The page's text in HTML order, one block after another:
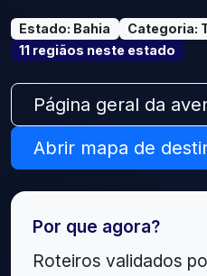
Estado: Bahia Categoria:
11 regiãos neste estado
Página geral da
Abrir mapa de
Por que agora?
Roteiros validados